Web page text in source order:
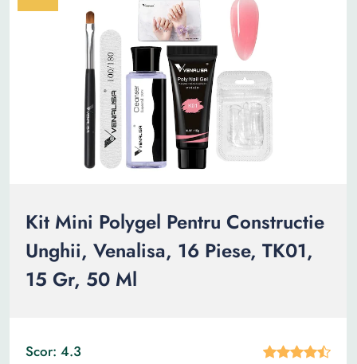
Kit Mini Polygel Pentru Constructie
Unghii, Venalisa, 16 Piese, TK01,
15 Gr, 50 Ml
Scor: 4.3